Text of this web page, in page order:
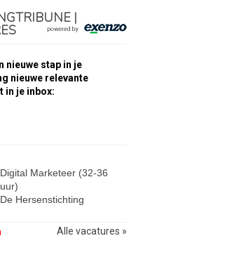
|
nieuwe stap in je
nieuwe relevante
in je inbox:
Digital Marketeer (32-36
uur)
De Hersenstichting
Alle vacatures »